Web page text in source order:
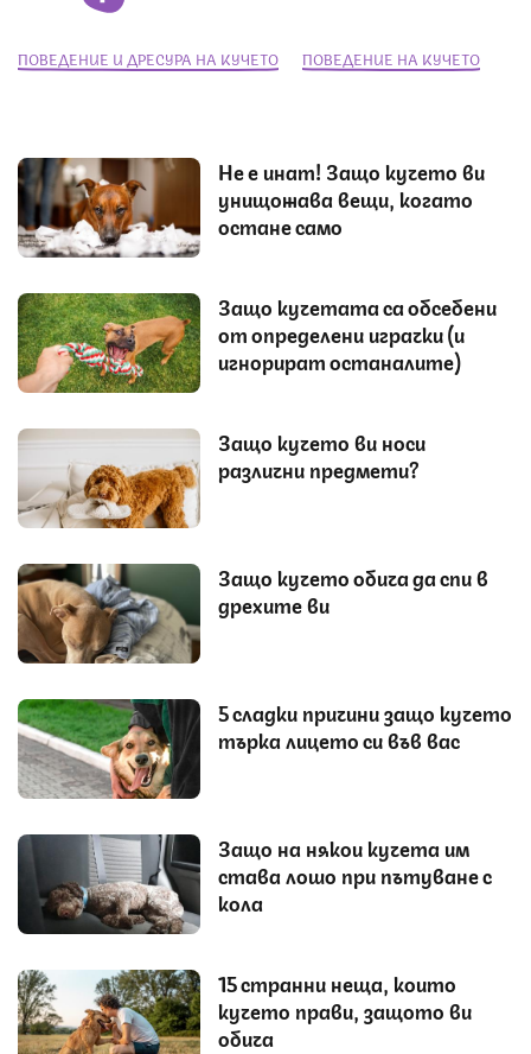
ПОВЕДЕНИЕ И ДРЕСУРА НА КУЧЕТО ПОВЕДЕНИЕ НА КУЧЕТО
Не е инат! Защо кучето ви
унищожава вещи, когато
остане само
Защо кучетата са обсебени
от определени играчки (и
игнорират останалите)
Защо кучето ви носи
различни предмети?
Защо кучето обича да спи в
дрехите ви
5 сладки причини защо кучето
търка лицето си във вас
Защо на някои кучета им
става лошо при пътуване с
кола
15 странни неща, които
кучето прави, защото ви
обича